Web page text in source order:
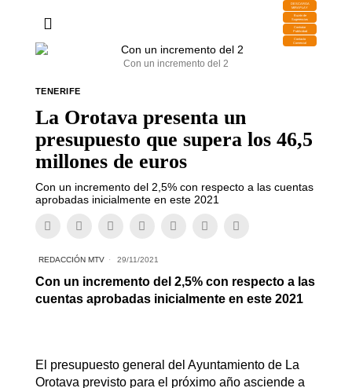
DESCARGA
MIRAPLAY
Buzón de
Sugerencias
Contratar
Publicidad
Contacto
Comercial
Con un incremento del 2
TENERIFE
La Orotava presenta un
presupuesto que supera los 46,5
millones de euros
Con un incremento del 2,5% con respecto a las cuentas
aprobadas inicialmente en este 2021
REDACCIÓN MTV 29/11/2021
Con un incremento del 2,5% con respecto a las
cuentas aprobadas inicialmente en este 2021
El presupuesto general del Ayuntamiento de La
Orotava previsto para el próximo año asciende a